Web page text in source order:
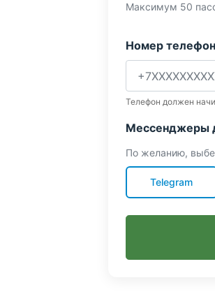
Максимум 50
Номер
Телефон должен
Мессенджеры
По желанию,
Telegram